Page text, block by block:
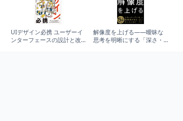
UIデザイン必携 ユーザーイ
ンターフェースの設計と改
解像度を上げる――曖昧な
思考を明晰にする「深さ・